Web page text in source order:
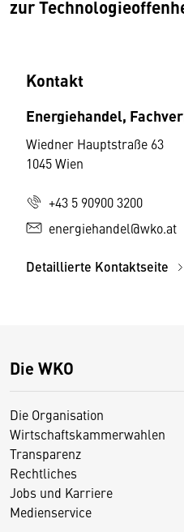
zur
Kontakt
Energiehandel,
Wiedner Hauptstraße 63
1045 Wien
+43 5 90900 3200
energiehandel@wko.at
Detaillierte Kontaktseite
Die WKO
Die Organisation
Wirtschaftskammerwahlen
Transparenz
Rechtliches
Jobs und Karriere
Medienservice